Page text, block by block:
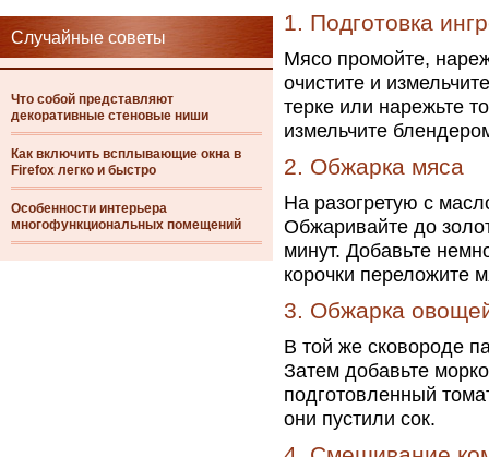
Случайные советы
Что собой представляют
декоративные стеновые ниши
Как включить всплывающие окна в
Firefox легко и быстро
Особенности интерьера
многофункциональных помещений
1. Подготовка
Мясо промойте,
очистите и
терке или нарежьте
измельчите
2. Обжарка мяса
На разогретую с
Обжаривайте до
минут. Добавьте
корочки переложите
3. Обжарка
В той же сковороде
Затем добавьте
подготовленный
они пустили сок.